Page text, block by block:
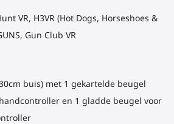
VR, H3VR (Hot Dogs, Horseshoes &
Gun Club VR
buis) met 1 gekartelde beugel
en 1 gladde beugel voor